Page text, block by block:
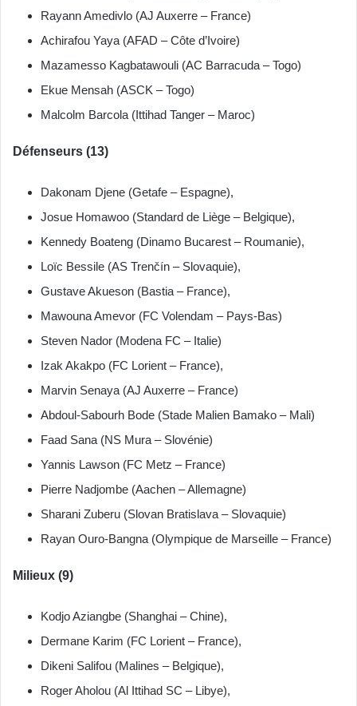
Rayann Amedivlo (AJ Auxerre – France)
Achirafou Yaya (AFAD – Côte d’Ivoire)
Mazamesso Kagbatawouli (AC Barracuda – Togo)
Ekue Mensah (ASCK – Togo)
Malcolm Barcola (Ittihad Tanger – Maroc)
Défenseurs (13)
Dakonam Djene (Getafe – Espagne),
Josue Homawoo (Standard de Liège – Belgique),
Kennedy Boateng (Dinamo Bucarest – Roumanie),
Loïc Bessile (AS Trenčín – Slovaquie),
Gustave Akueson (Bastia – France),
Mawouna Amevor (FC Volendam – Pays-Bas)
Steven Nador (Modena FC – Italie)
Izak Akakpo (FC Lorient – France),
Marvin Senaya (AJ Auxerre – France)
Abdoul-Sabourh Bode (Stade Malien Bamako – Mali)
Faad Sana (NS Mura – Slovénie)
Yannis Lawson (FC Metz – France)
Pierre Nadjombe (Aachen – Allemagne)
Sharani Zuberu (Slovan Bratislava – Slovaquie)
Rayan Ouro-Bangna (Olympique de Marseille – France)
Milieux (9)
Kodjo Aziangbe (Shanghai – Chine),
Dermane Karim (FC Lorient – France),
Dikeni Salifou (Malines – Belgique),
Roger Aholou (Al Ittihad SC – Libye),